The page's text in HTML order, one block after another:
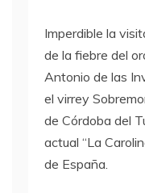
Imperdible la
de la fiebre del
Antonio de las
el virrey
de Córdoba del
actual “La
de España.